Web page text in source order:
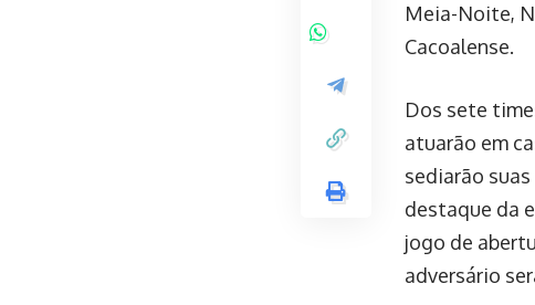
Meia-Noite,
Cacoalense.
Dos sete
atuarão em
sediarão
destaque da
jogo de
adversário